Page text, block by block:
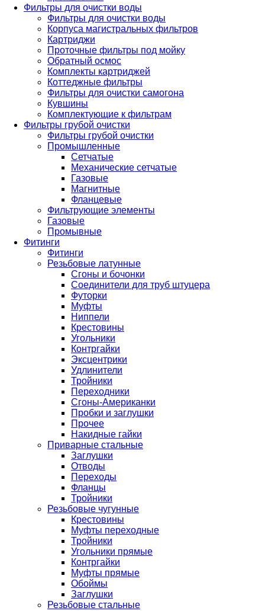
Фильтры для очистки воды
Фильтры для очистки воды
Корпуса магистральных фильтров
Картриджи
Проточные фильтры под мойку
Обратный осмос
Комплекты картриджей
Коттеджные фильтры
Фильтры для очистки самогона
Кувшины
Комплектующие к фильтрам
Фильтры грубой очистки
Фильтры грубой очистки
Промышленные
Сетчатые
Механические сетчатые
Газовые
Магнитные
Фланцевые
Фильтрующие элементы
Газовые
Промывные
Фитинги
Фитинги
Резьбовые латунные
Сгоны и бочонки
Соединители для труб штуцера
Футорки
Муфты
Ниппели
Крестовины
Угольники
Контргайки
Эксцентрики
Удлинители
Тройники
Переходники
Сгоны-Американки
Пробки и заглушки
Прочее
Накидные гайки
Приварные стальные
Заглушки
Отводы
Переходы
Фланцы
Тройники
Резьбовые чугунные
Крестовины
Муфты переходные
Тройники
Угольники прямые
Контргайки
Муфты прямые
Обоймы
Заглушки
Резьбовые стальные